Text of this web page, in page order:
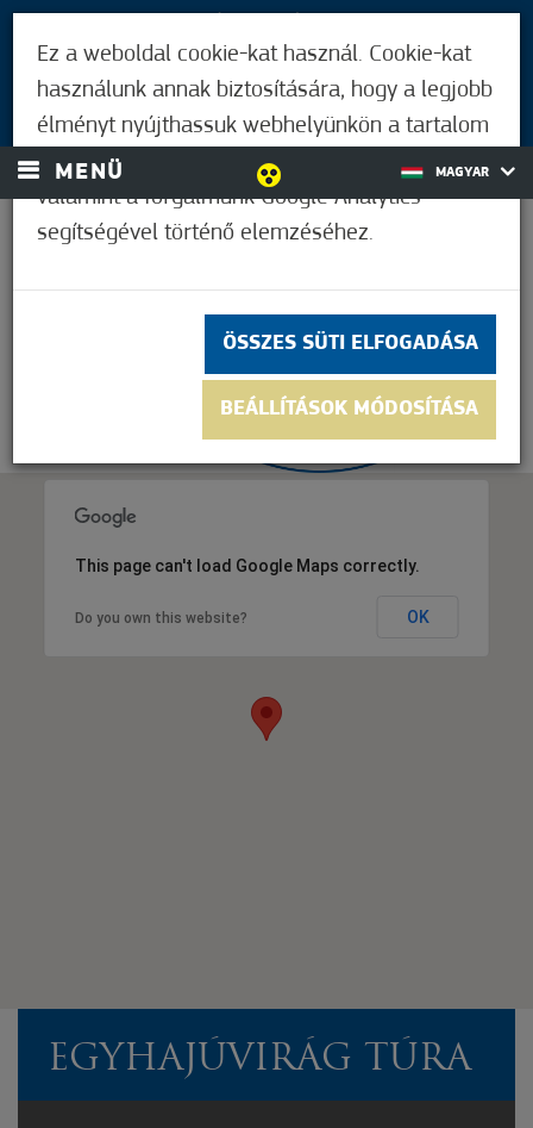
BEJELENTKEZÉS
MENÜ MAGYAR
This page can't load Google Maps correctly.
Do you own this website? OK
EGYHAJÚVIRÁG TÚRA
Ez a weboldal cookie-kat használ. Cookie-kat
használunk annak biztosítására, hogy a legjobb
élményt nyújthassuk webhelyünkön a tartalom
és a hirdetések személyre szabásához,
valamint a forgalmunk Google Analytics
segítségével történő elemzéséhez.
ÖSSZES SÜTI ELFOGADÁSA
BEÁLLÍTÁSOK MÓDOSÍTÁSA